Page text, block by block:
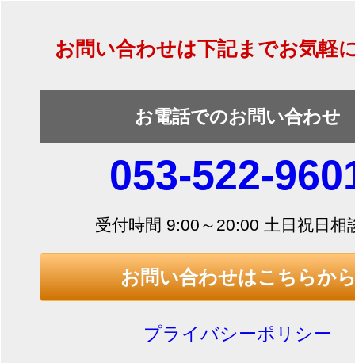
お問い合わせは下記までお気軽
お電話でのお問い合わせ
053-522-
受付時間 9:00～20:00 土日祝日相
お問い合わせはこちらか
プライバシーポリシー